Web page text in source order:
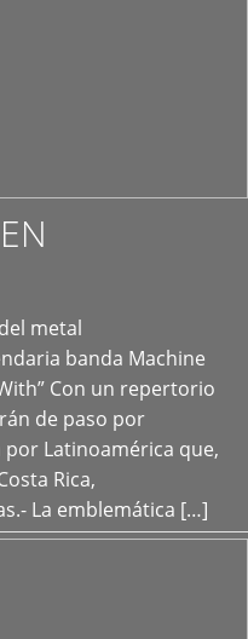
metal
banda Machine
Con un repertorio
de paso por
por Latinoamérica que,
Rica,
La emblemática […]